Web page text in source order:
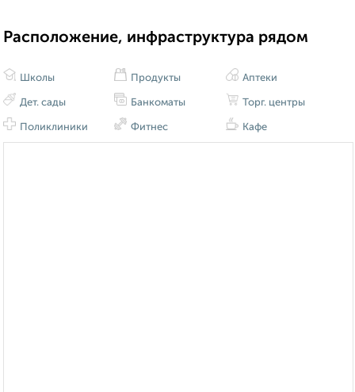
Расположение, инфраструктура рядом
Школы
Дет. сады
Поликлиники
Продукты
Банкоматы
Фитнес
Аптеки
Торг. центры
Кафе